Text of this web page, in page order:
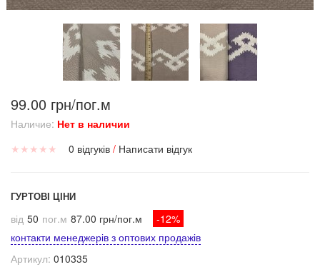
99.00 грн/пог.м
Наличие: Нет в наличии
★ ★ ★ ★ ★ 0 відгуків / Написати відгук
ГУРТОВІ ЦІНИ
від 50 пог.м 87.00 грн/пог.м
-12%
контакти менеджерів з оптових продажів
Артикул: 010335